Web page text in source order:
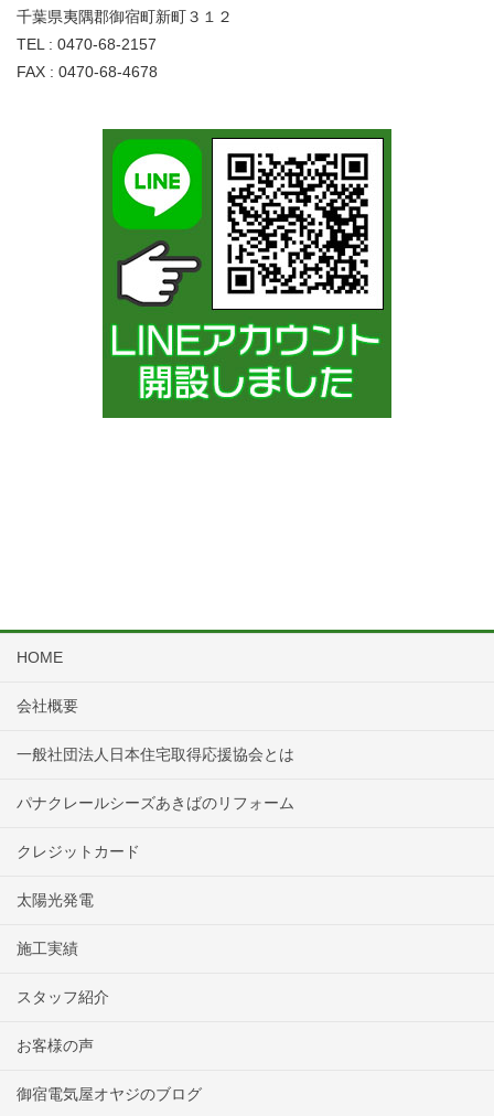
千葉県夷隅郡御宿町新町３１２
TEL : 0470-68-2157
FAX : 0470-68-4678
HOME
会社概要
一般社団法人日本住宅取得応援協会とは
パナクレールシーズあきばのリフォーム
クレジットカード
太陽光発電
施工実績
スタッフ紹介
お客様の声
御宿電気屋オヤジのブログ